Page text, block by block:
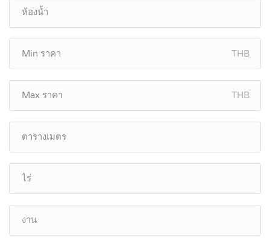
THB
THB